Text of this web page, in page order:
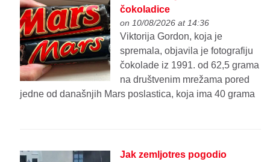
čokoladice
on 10/08/2026 at 14:36
Viktorija Gordon, koja je
spremala, objavila je fotografiju
čokolade iz 1991. od 62,5 grama
na društvenim mrežama pored
jedne od današnjih Mars poslastica, koja ima 40 grama
Jak zemljotres pogodio